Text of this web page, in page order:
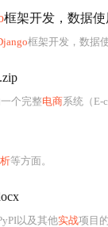
框架开发，数据使
框架开发，数据使用Scrapy进行采集”，是一个典型的全栈Web开发实践项目，融合了现代
个完整电商系统（E-commerce System），
等方面。
以及其他实战项目的